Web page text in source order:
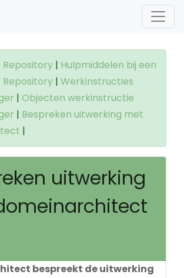
| Hulpmiddelen bij een
| Werkinstructies
| Objecten werkinstructie
| Bespreken uitwerking met
|
uitwerking
bespreekt de uitwerking